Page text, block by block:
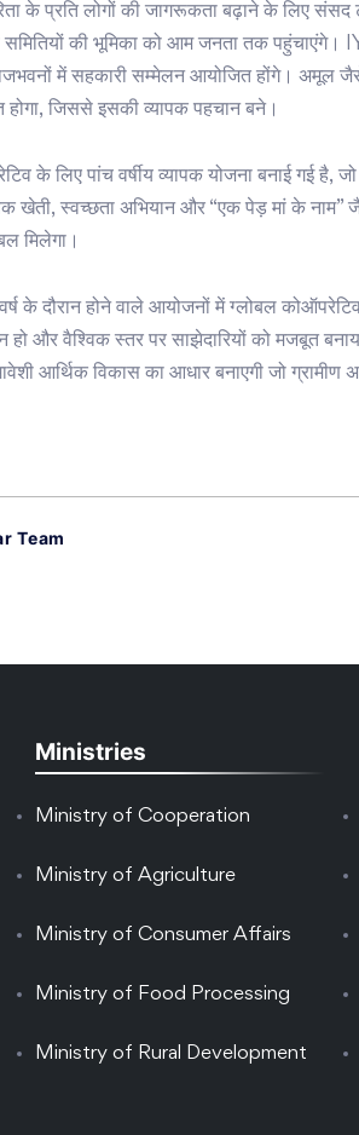
के प्रति लोगों की जागरूकता बढ़ाने के लिए संसद
समितियों की भूमिका को आम जनता तक
में सहकारी सम्मेलन आयोजित होंगे। अमूल
होगा, जिससे इसकी व्यापक पहचान बने।
के लिए पांच वर्षीय व्यापक योजना बनाई गई है,
खेती, स्वच्छता अभियान और “एक पेड़ मां के नाम”
मिलेगा।
के दौरान होने वाले आयोजनों में ग्लोबल कोऑपरेटिव
और वैश्विक स्तर पर साझेदारियों को मजबूत
आर्थिक विकास का आधार बनाएगी जो
Team
Ministries
Ministry of Cooperation
Ministry of Agriculture
Ministry of Consumer Affairs
Ministry of Food Processing
Ministry of Rural Development